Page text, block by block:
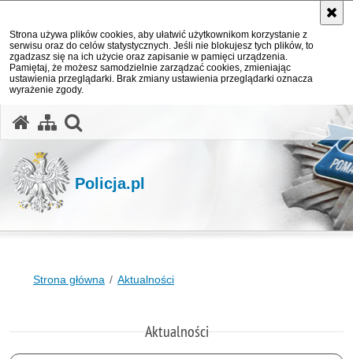
Strona używa plików cookies, aby ułatwić użytkownikom korzystanie z
serwisu oraz do celów statystycznych. Jeśli nie blokujesz tych plików, to
zgadzasz się na ich użycie oraz zapisanie w pamięci urządzenia.
Pamiętaj, że możesz samodzielnie zarządzać cookies, zmieniając
ustawienia przeglądarki. Brak zmiany ustawienia przeglądarki oznacza
wyrażenie zgody.
Policja.pl
Strona główna Aktualności
Aktualności